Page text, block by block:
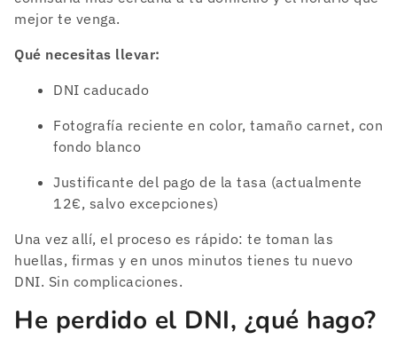
mejor te venga.
Qué necesitas llevar:
DNI caducado
Fotografía reciente en color, tamaño carnet, con
fondo blanco
Justificante del pago de la tasa (actualmente
12€, salvo excepciones)
Una vez allí, el proceso es rápido: te toman las
huellas, firmas y en unos minutos tienes tu nuevo
DNI. Sin complicaciones.
He perdido el DNI, ¿qué hago?